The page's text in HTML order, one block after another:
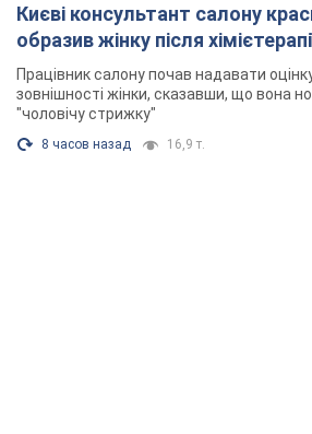
Києві консультант салону
образив жінку після
розгорівся скандал. Фото
Працівник салону почав надавати
зовнішності жінки, сказавши, що вона
"чоловічу стрижку"
8 часов назад 16,9 т.